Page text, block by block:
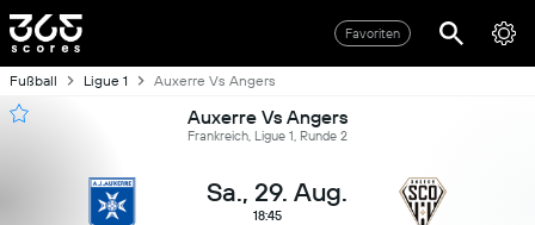
Favoriten
Fußball Ligue 1 Auxerre Vs Angers
Auxerre Vs Angers
Frankreich, Ligue 1, Runde 2
Sa., 29. Aug.
18:45